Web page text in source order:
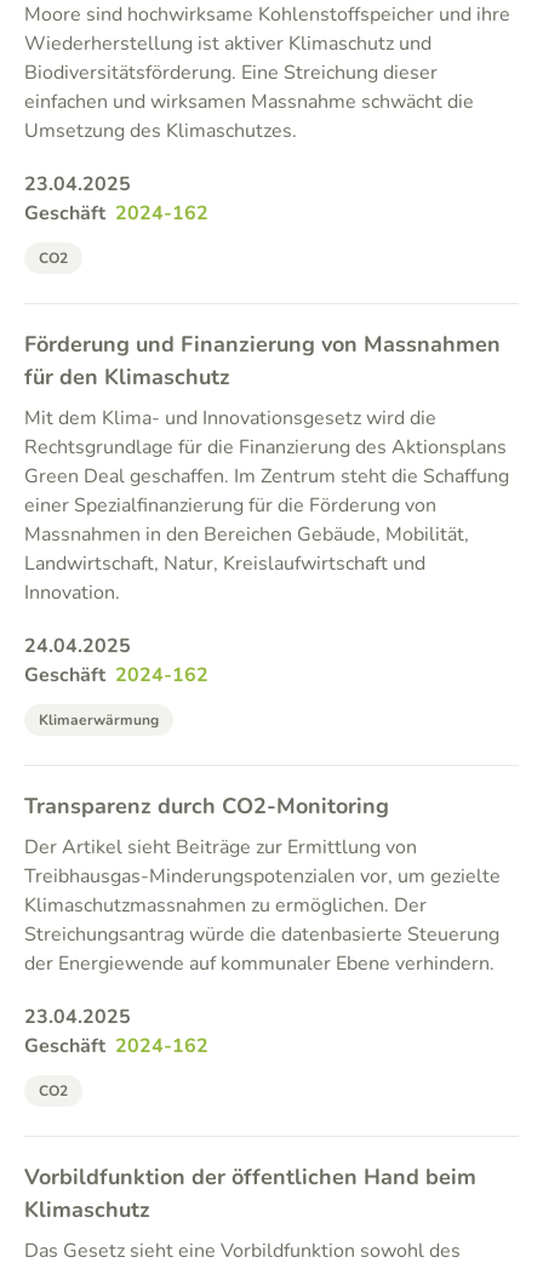
Moore sind hochwirksame Kohlenstoffspeicher und ihre
Wiederherstellung ist aktiver Klimaschutz und
Biodiversitätsförderung. Eine Streichung dieser
einfachen und wirksamen Massnahme schwächt die
Umsetzung des Klimaschutzes.
23.04.2025
Geschäft 2024-162
CO2
Förderung und Finanzierung von Massnahmen
für den Klimaschutz
Mit dem Klima- und Innovationsgesetz wird die
Rechtsgrundlage für die Finanzierung des Aktionsplans
Green Deal geschaffen. Im Zentrum steht die Schaffung
einer Spezialfinanzierung für die Förderung von
Massnahmen in den Bereichen Gebäude, Mobilität,
Landwirtschaft, Natur, Kreislaufwirtschaft und
Innovation.
24.04.2025
Geschäft 2024-162
Klimaerwärmung
Transparenz durch CO2-Monitoring
Der Artikel sieht Beiträge zur Ermittlung von
Treibhausgas-Minderungspotenzialen vor, um gezielte
Klimaschutzmassnahmen zu ermöglichen. Der
Streichungsantrag würde die datenbasierte Steuerung
der Energiewende auf kommunaler Ebene verhindern.
23.04.2025
Geschäft 2024-162
CO2
Vorbildfunktion der öffentlichen Hand beim
Klimaschutz
Das Gesetz sieht eine Vorbildfunktion sowohl des